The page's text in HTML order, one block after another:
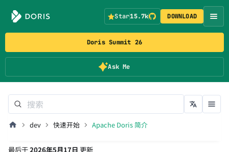
Doris Summit 26
Ask Me
Star15.7k DOWNLOAD
dev 快速开始 Apache Doris 简介
最后于2026年5月17日 更新